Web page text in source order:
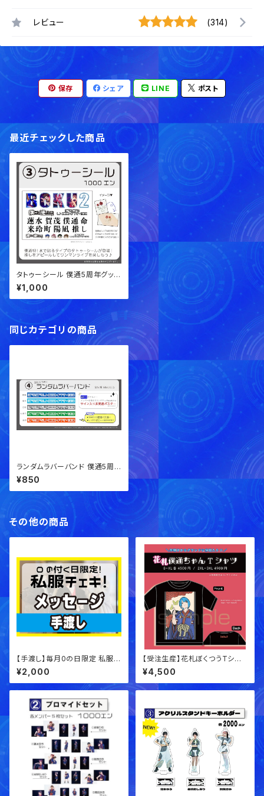
レビュー (314)
保存 シェア LINE ポスト
最近チェックした商品
タトゥーシール 僕通5周年グッズ
【事後通販】
¥1,000
同じカテゴリの商品
ランダムラバーバンド 僕通5周
年グッズ【事後通販】
¥850
その他の商品
【手渡し】毎月0の日限定 私服チ
ェキ！【メッセージチェキ】
¥2,000
【受注生産】花札ぼくつうTシャ
ツ！
¥4,500